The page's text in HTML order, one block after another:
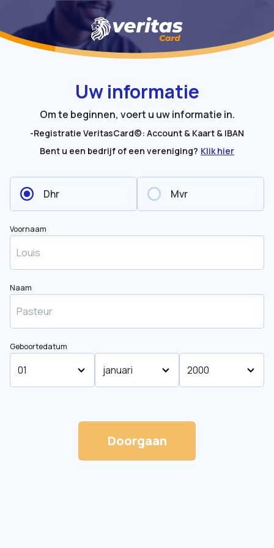
Uw informatie
Om te beginnen, voert u uw informatie in.
-Registratie VeritasCard©: Account & Kaart & IBAN
Bent u een bedrijf of een vereniging? Klik hier
Dhr Mvr
Voornaam
Naam
Geboortedatum
Doorgaan